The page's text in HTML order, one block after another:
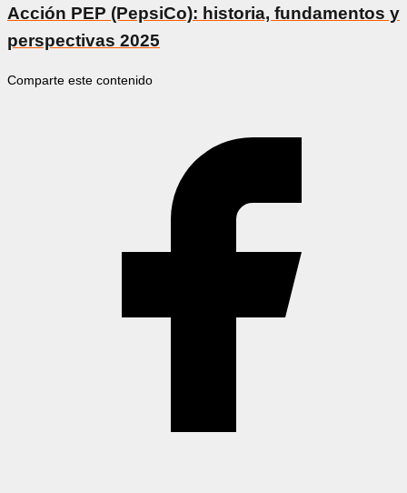
Acción PEP (PepsiCo): historia, fundamentos y
perspectivas 2025
Comparte este contenido